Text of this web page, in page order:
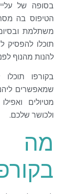
בסופה של
הטיפוס בה
משתלמת
תוכלו להפסיק
להנות מהנוף
בקורפו
שמאפשרים
מטיולים
ולכושר שלכם.
מה